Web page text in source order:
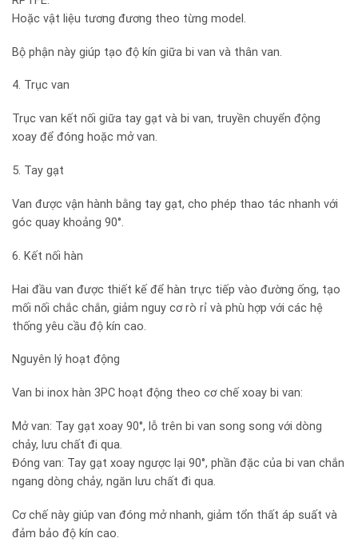
Hoặc vật liệu tương đương theo từng model.
Bộ phận này giúp tạo độ kín giữa bi van và thân van.
4. Trục van
Trục van kết nối giữa tay gạt và bi van, truyền chuyển động
xoay để đóng hoặc mở van.
5. Tay gạt
Van được vận hành bằng tay gạt, cho phép thao tác nhanh với
góc quay khoảng 90°.
6. Kết nối hàn
Hai đầu van được thiết kế để hàn trực tiếp vào đường ống, tạo
mối nối chắc chắn, giảm nguy cơ rò rỉ và phù hợp với các hệ
thống yêu cầu độ kín cao.
Nguyên lý hoạt động
Van bi inox hàn 3PC hoạt động theo cơ chế xoay bi van:
Mở van: Tay gạt xoay 90°, lỗ trên bi van song song với dòng
chảy, lưu chất đi qua.
Đóng van: Tay gạt xoay ngược lại 90°, phần đặc của bi van chắn
ngang dòng chảy, ngăn lưu chất đi qua.
Cơ chế này giúp van đóng mở nhanh, giảm tổn thất áp suất và
đảm bảo độ kín cao.